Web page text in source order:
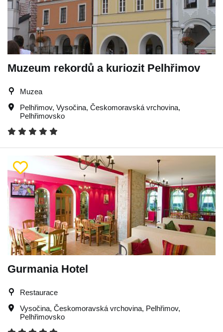
Muzeum rekordů a kuriozit Pelhřimov
Muzea
Pelhřimov, Vysočina, Českomoravská vrchovina,
Pelhřimovsko
Gurmania Hotel
Restaurace
Vysočina, Českomoravská vrchovina, Pelhřimov,
Pelhřimovsko